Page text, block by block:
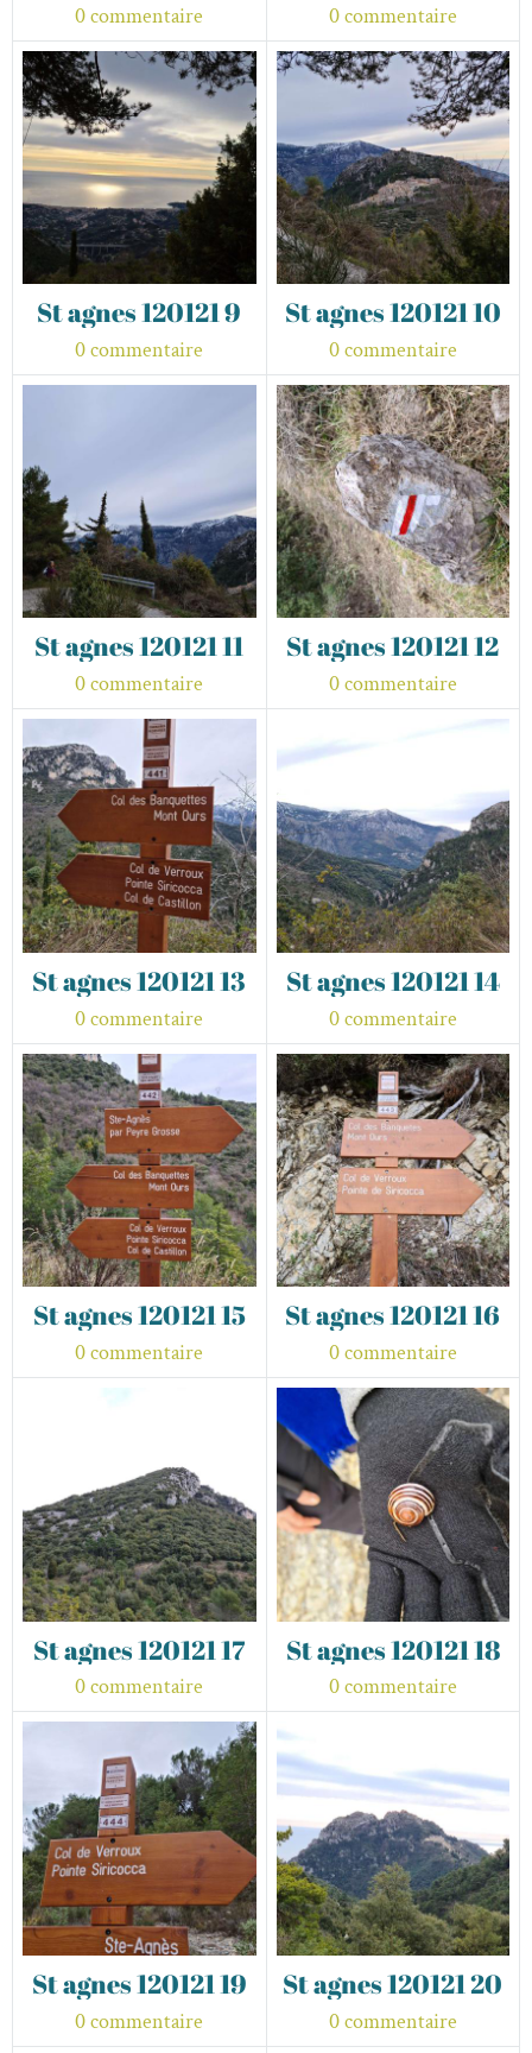
0 commentaire 0 commentaire
St agnes 120121 9
0 commentaire
St agnes 120121 10
0 commentaire
St agnes 120121 11
0 commentaire
St agnes 120121 12
0 commentaire
St agnes 120121 13
0 commentaire
St agnes 120121 14
0 commentaire
St agnes 120121 15
0 commentaire
St agnes 120121 16
0 commentaire
St agnes 120121 17
0 commentaire
St agnes 120121 18
0 commentaire
St agnes 120121 19
0 commentaire
St agnes 120121 20
0 commentaire